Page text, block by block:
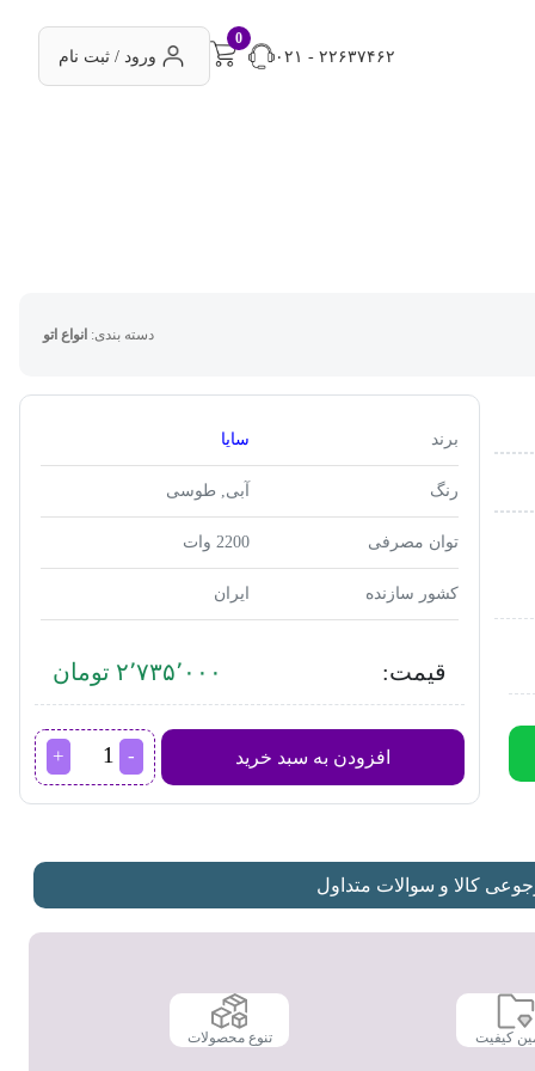
۰۲۱ - ۲۲۶۳۷۴۶۲
0
ورود / ثبت نام
دسته بندی: انواع اتو
برند سایا
رنگ آبی, طوسی
توان مصرفی 2200 وات
کشور سازنده ایران
قیمت: ۲٬۷۳۵٬۰۰۰ تومان
افزودن به سبد خرید
اتوبخار
سایا
بریلیوم
کالا و سوالات متداول
کیفیت تنوع محصولات